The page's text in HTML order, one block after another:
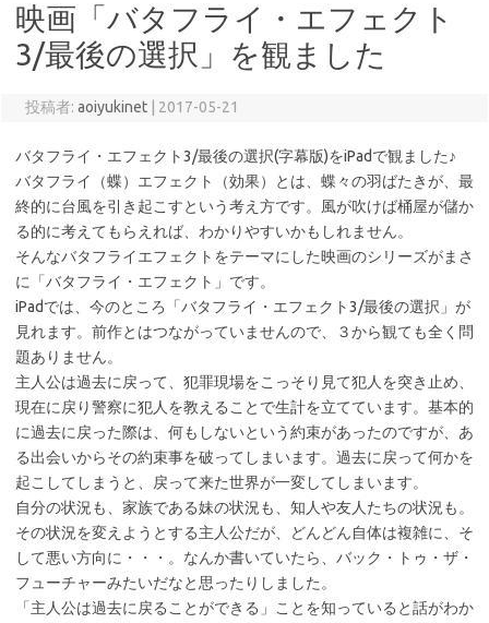
映画「バタフライ・エフェクト
3/最後の選択」を観ました
投稿者: aoiyukinet 2017-05-21
バタフライ・エフェクト3/最後の選択(字幕版)をiPadで観ました♪
バタフライ（蝶）エフェクト（効果）とは、蝶々の羽ばたきが、最
終的に台風を引き起こすという考え方です。風が吹けば桶屋が儲か
る的に考えてもらえれば、わかりやすいかもしれません。
そんなバタフライエフェクトをテーマにした映画のシリーズがまさ
に「バタフライ・エフェクト」です。
iPadでは、今のところ「バタフライ・エフェクト3/最後の選択」が
見れます。前作とはつながっていませんので、３から観ても全く問
題ありません。
主人公は過去に戻って、犯罪現場をこっそり見て犯人を突き止め、
現在に戻り警察に犯人を教えることで生計を立てています。基本的
に過去に戻った際は、何もしないという約束があったのですが、あ
る出会いからその約束事を破ってしまいます。過去に戻って何かを
起こしてしまうと、戻って来た世界が一変してしまいます。
自分の状況も、家族である妹の状況も、知人や友人たちの状況も。
その状況を変えようとする主人公だが、どんどん自体は複雑に、そ
して悪い方向に・・・。なんか書いていたら、バック・トゥ・ザ・
フューチャーみたいだなと思ったりしました。
「主人公は過去に戻ることができる」ことを知っていると話がわか